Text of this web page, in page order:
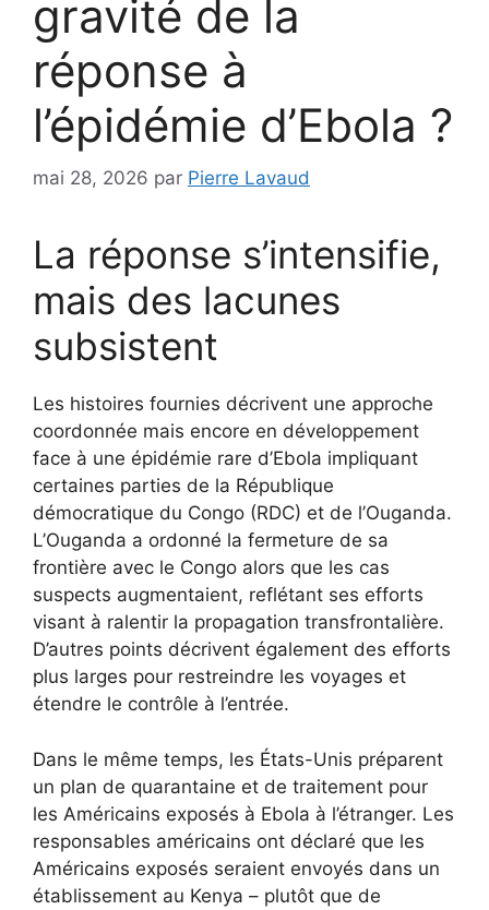
gravité de la
réponse à
l’épidémie d’Ebola ?
mai 28, 2026 par Pierre Lavaud
La réponse s’intensifie,
mais des lacunes
subsistent
Les histoires fournies décrivent une approche
coordonnée mais encore en développement
face à une épidémie rare d’Ebola impliquant
certaines parties de la République
démocratique du Congo (RDC) et de l’Ouganda.
L’Ouganda a ordonné la fermeture de sa
frontière avec le Congo alors que les cas
suspects augmentaient, reflétant ses efforts
visant à ralentir la propagation transfrontalière.
D’autres points décrivent également des efforts
plus larges pour restreindre les voyages et
étendre le contrôle à l’entrée.
Dans le même temps, les États-Unis préparent
un plan de quarantaine et de traitement pour
les Américains exposés à Ebola à l’étranger. Les
responsables américains ont déclaré que les
Américains exposés seraient envoyés dans un
établissement au Kenya – plutôt que de